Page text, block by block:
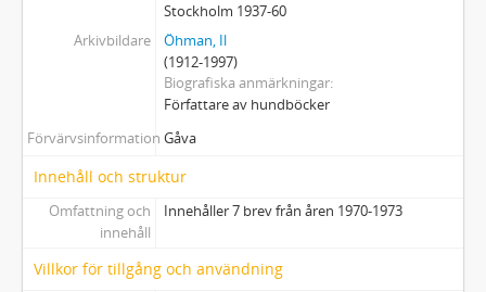
Stockholm 1937-60
Arkivbildare
Öhman, Il
(1912-1997)
Biografiska anmärkningar
Författare av hundböcker
Förvärvsinformation Gåva
Innehåll och struktur
Omfattning och
innehåll
Innehåller 7 brev från åren 1970-1973
Villkor för tillgång och användning